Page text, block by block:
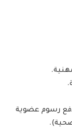
رسوم عضوية